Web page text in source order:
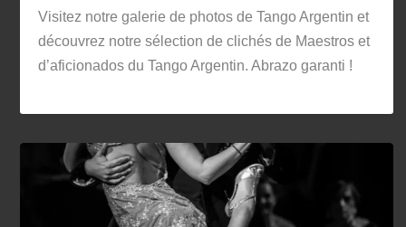
Visitez notre galerie de photos de Tango Argentin et
découvrez notre sélection de clichés de Maestros et
d’aficionados du Tango Argentin. Abrazo garanti !